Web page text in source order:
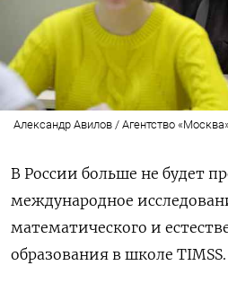
Александр Авилов / Агентство
В России больше не будет
международное
математического и
образования в школе TIMSS.